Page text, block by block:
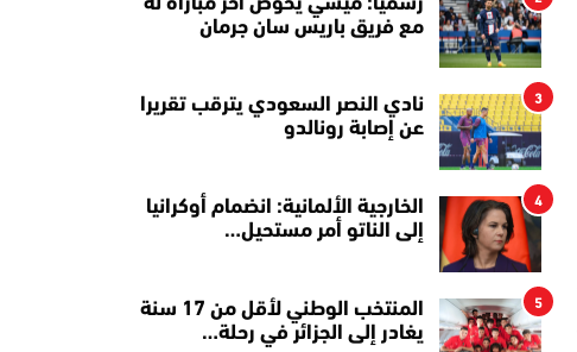
مع فريق باريس سان جرمان
3
نادي النصر السعودي يترقب تقريرا
عن إصابة رونالدو
4
الخارجية الألمانية: انضمام أوكرانيا
إلى الناتو أمر مستحيل…
5
المنتخب الوطني لأقل من 17 سنة
يغادر إلى الجزائر في رحلة…